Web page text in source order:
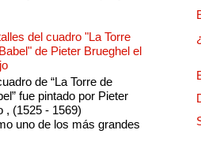
del cuadro "La Torre
de Pieter Brueghel el
de “La Torre de
fue pintado por Pieter
, (1525 - 1569)
uno de los más grandes